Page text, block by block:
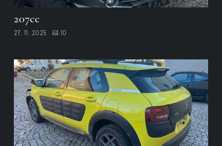
207cc
27. 11. 2025 10